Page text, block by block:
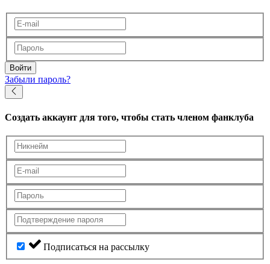
Войти
Забыли пароль?
Создать аккаунт для того, чтобы стать членом фанклуба
Подписаться на рассылку